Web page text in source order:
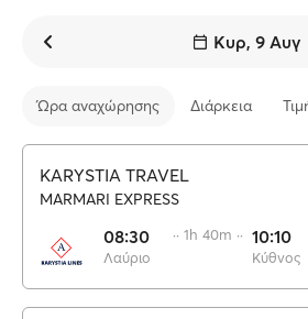
Κυρ, 9 Αυγ
Ώρα αναχώρησης Διάρκεια
KARYSTIA TRAVEL
MARMARI EXPRESS
08:30
Λαύριο
·· 1h 40m ·· 10:10
Κύθνος